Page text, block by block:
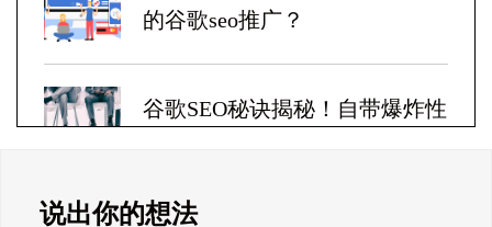
的谷歌seo推广？
谷歌SEO秘诀揭秘！自带爆炸性
说出你的想法